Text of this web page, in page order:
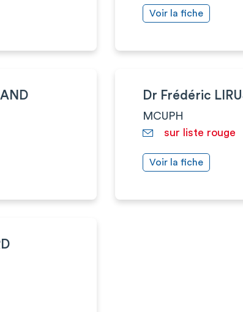
Voir la fiche
Dr Frédéric
MCUPH
sur liste rouge
Voir la fiche